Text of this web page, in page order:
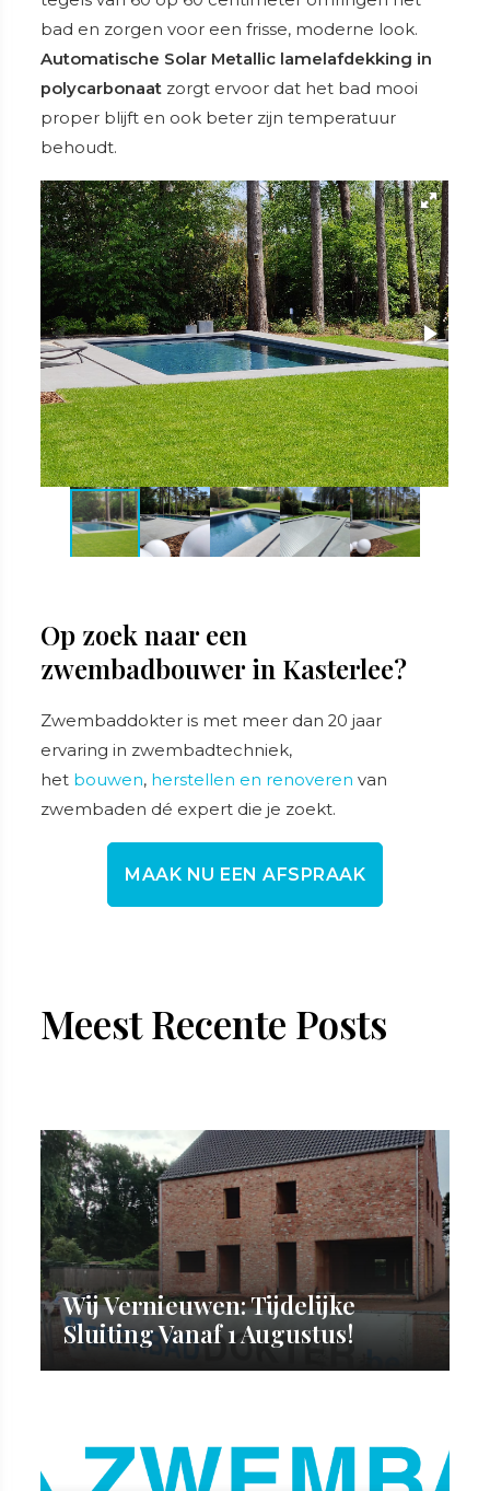
bad en zorgen voor een frisse, moderne look.
Automatische Solar Metallic lamelafdekking in
polycarbonaat zorgt ervoor dat het bad mooi
proper blijft en ook beter zijn temperatuur
behoudt.
Op zoek naar een
zwembadbouwer in Kasterlee?
Zwembaddokter is met meer dan 20 jaar
ervaring in zwembadtechniek,
het bouwen, herstellen en renoveren van
zwembaden dé expert die je zoekt.
MAAK NU EEN AFSPRAAK
Meest Recente Posts
Wij Vernieuwen: Tijdelijke
Sluiting Vanaf 1 Augustus!